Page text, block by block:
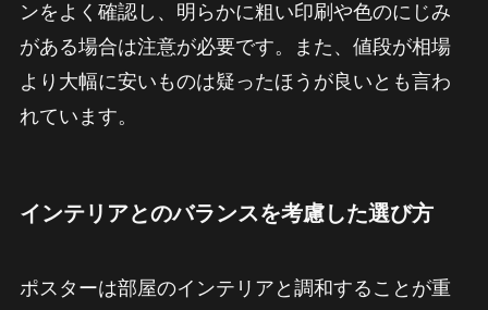
ンをよく確認し、明らかに粗い印刷や色のにじみ
がある場合は注意が必要です。また、値段が相場
より大幅に安いものは疑ったほうが良いとも言わ
れています。
インテリアとのバランスを考慮した選び方
ポスターは部屋のインテリアと調和することが重